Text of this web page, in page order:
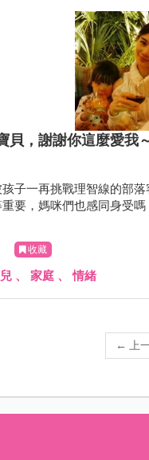
貝，謝謝你這麼愛我
子一再挑戰理智線的部
要，媽咪們也感同身受嗎
收藏
、 家庭 、情緒
← 上